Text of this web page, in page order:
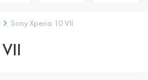
Sony Xperia 10 VII